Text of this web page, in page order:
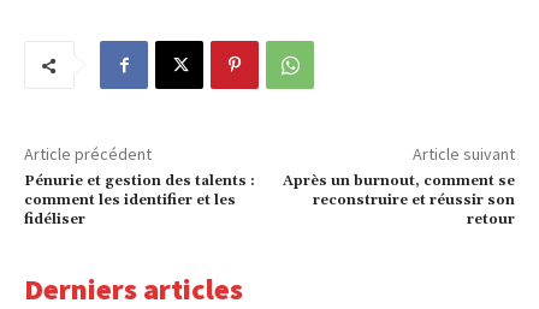
Article précédent
Pénurie et gestion des talents :
comment les identifier et les
fidéliser
Article suivant
Après un burnout, comment se
reconstruire et réussir son
retour
Derniers articles